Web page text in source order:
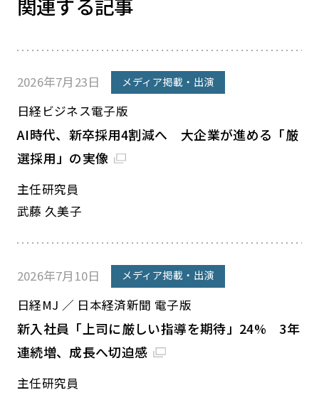
関連する記事
2026年7月23日 メディア掲載・出演
日経ビジネス電子版
AI時代、新卒採用4割減へ 大企業が進める「厳
選採用」の実像
主任研究員
武藤 久美子
2026年7月10日 メディア掲載・出演
日経MJ ／ 日本経済新聞 電子版
新入社員「上司に厳しい指導を期待」24% 3年
連続増、成長へ切迫感
主任研究員